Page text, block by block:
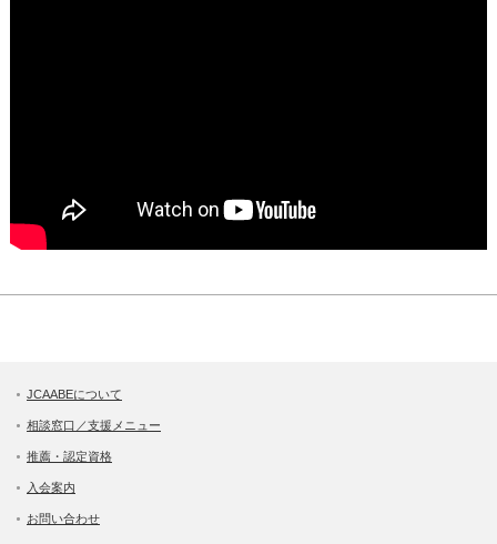
JCAABEについて
相談窓口／支援メニュー
推薦・認定資格
入会案内
お問い合わせ